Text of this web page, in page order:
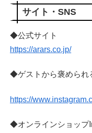
サイト・SNS
◆公式サイト
https://arars.co.jp/
◆ゲストから褒められ
https://
◆オンラインショップ